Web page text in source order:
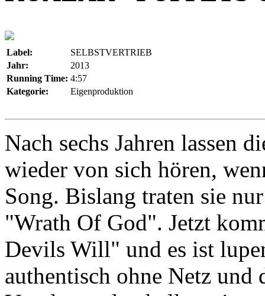
Label:
SELBSTVERTRIEB
Jahr:
2013
Running Time: 4:57
Kategorie:
Eigenproduktion
Nach sechs Jahren lassen
wieder von sich hören,
Song. Bislang traten sie
"Wrath Of God". Jetzt
Devils Will" und es ist
authentisch ohne Netz und